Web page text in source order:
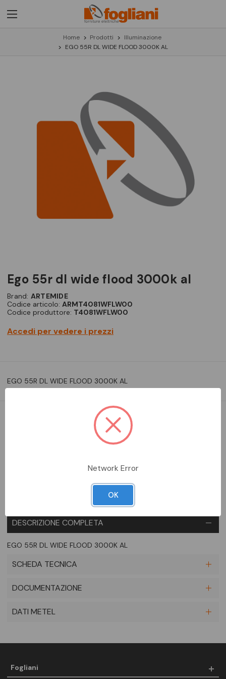
Home Prodotti
Illuminazione
EGO 55R DL WIDE FLOOD 3000K AL
ego 55r dl wide flood 3000k al
Brand: ARTEMIDE
Codice articolo: ARMT4081WFLW00
Codice produttore: T4081WFLW00
Accedi per vedere i prezzi
EGO 55R DL WIDE FLOOD 3000K AL
DESCRIZIONE COMPLETA
EGO 55R DL WIDE FLOOD 3000K AL
SCHEDA TECNICA
DOCUMENTAZIONE
DATI METEL
Fogliani
Network Error
OK